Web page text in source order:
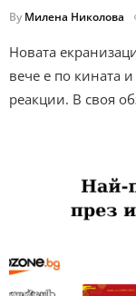
By Милена Николова
Новата
вече е по кината
реакции. В своя